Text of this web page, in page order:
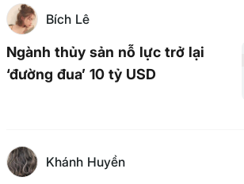
Bích Lê
Ngành thủy sản nỗ lực trở lại
‘đường đua’ 10 tỷ USD
Khánh Huyền